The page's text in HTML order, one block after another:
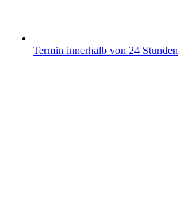
Termin innerhalb von 24 Stunden